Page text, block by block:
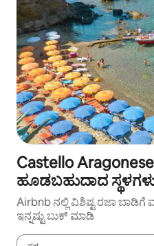
Castello
ಹೂಡಬಹುದಾದ
Airbnb ನಲ್ಲಿ ವಿಶಿಷ್ಟ ರಜಾ ಬಾಡಿಗೆ
ಇನ್ನಷ್ಟು ಬುಕ್ ಮಾಡಿ